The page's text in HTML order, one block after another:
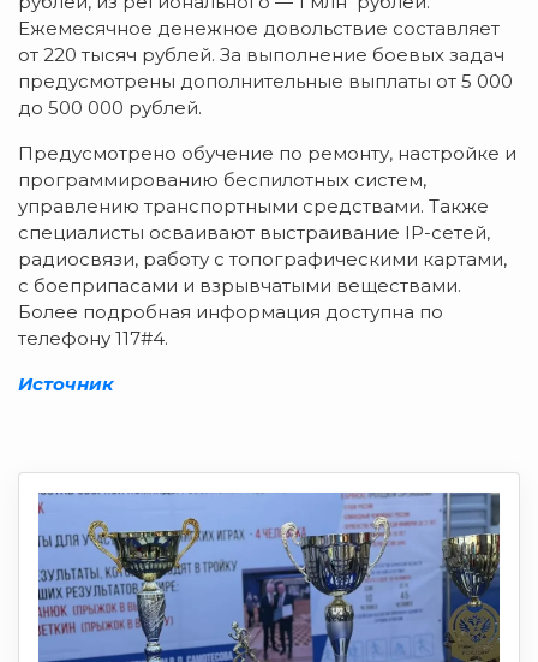
Ежемесячное денежное довольствие составляет
от 220 тысяч рублей. За выполнение боевых задач
предусмотрены дополнительные выплаты от 5 000
до 500 000 рублей.
Предусмотрено обучение по ремонту, настройке и
программированию беспилотных систем,
управлению транспортными средствами. Также
специалисты осваивают выстраивание IP-сетей,
радиосвязи, работу с топографическими картами,
с боеприпасами и взрывчатыми веществами.
Более подробная информация доступна по
телефону 117#4.
Источник